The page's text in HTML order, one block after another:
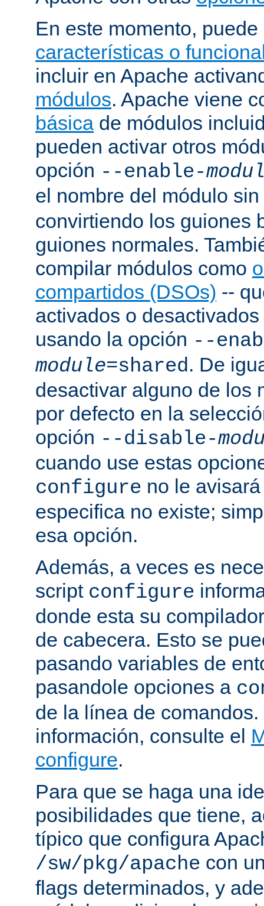
En este momento,
características o
incluir en Apache
módulos. Apache viene
básica de módulos
pueden activar otros
opción --enable-
el nombre del módulo
convirtiendo los guiones
guiones normales.
compilar módulos como
compartidos (DSOs) --
activados o
usando la opción --
module=shared. De
desactivar alguno de los
por defecto en la
opción --disable-
cuando use estas
configure no le
especifica no existe;
esa opción.
Además, a veces es
script configure
donde esta su
de cabecera. Esto se
pasando variables de
pasandole opciones a
de la línea de
información, consulte el
configure.
Para que se haga una
posibilidades que tiene,
típico que configura
/sw/pkg/apache con
flags determinados, y